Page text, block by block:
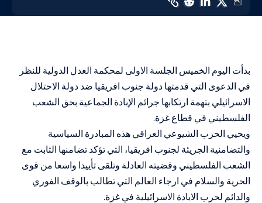
بدأت اليوم الخميس الجلسة الاولى لمحكمة العدل الدولية للنظر
في الدعوى التي قدمتها دولة جنوب افريقيا ضد دولة الاحتلال
الاسرائيلي بتهمة ارتكابها جرائم الإبادة الجماعية بحق الشعب
الفلسطيني في قطاع غزة.
ويحيي الحزب الشيوعي العراقي هذه المبادرة السياسية
والتضامنية الجريئة لجنوب افريقيا، التي تؤكد تضامنها الثابت مع
الشعب الفلسطيني وقضيته العادلة وتلقى تأييدا واسعا من قوى
الحرية والسلام في ارجاء العالم التي تطالب بالوقف الفوري
والدائم لحرب الابادة الاسرائيلية في غزة.